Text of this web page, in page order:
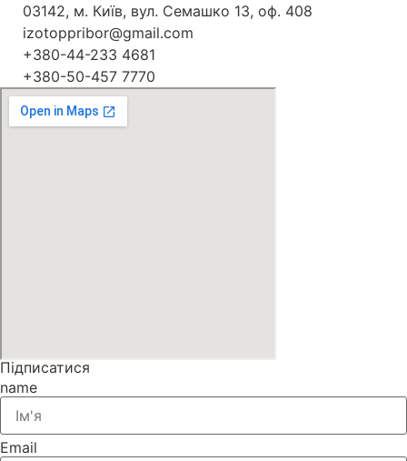
03142, м. Київ, вул. Семашко 13, оф. 408
izotoppribor@gmail.com
+380-44-233 4681
+380-50-457 7770
Підписатися
name
Email